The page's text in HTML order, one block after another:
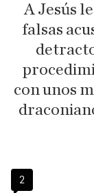
A Jesús
falsas
con unos
2